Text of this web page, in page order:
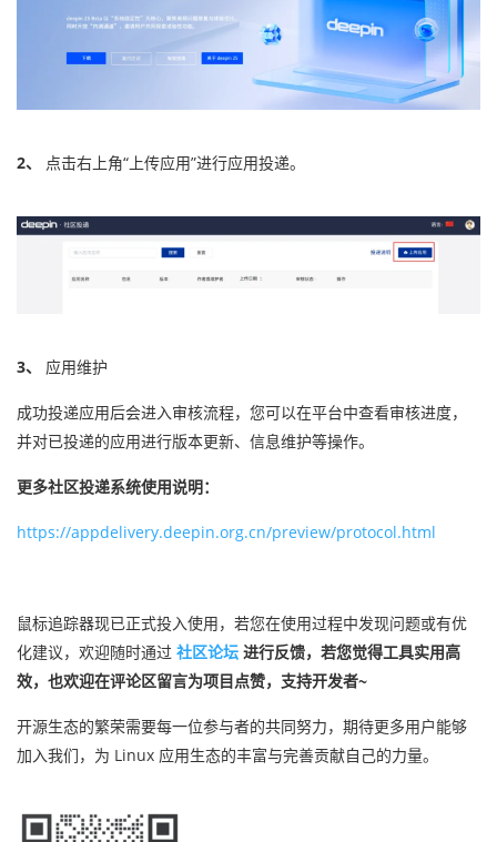
2、 点击右上角“上传应用”进行应用投递。
3、 应用维护
成功投递应用后会进入审核流程，您可以在平台中查看审核进度，
并对已投递的应用进行版本更新、信息维护等操作。
更多社区投递系统使用说明：
https://appdelivery.deepin.org.cn/preview/protocol.html
鼠标追踪器现已正式投入使用，若您在使用过程中发现问题或有优
化建议，欢迎随时通过 社区论坛 进行反馈，若您觉得工具实用高
效，也欢迎在评论区留言为项目点赞，支持开发者~
开源生态的繁荣需要每一位参与者的共同努力，期待更多用户能够
加入我们，为 Linux 应用生态的丰富与完善贡献自己的力量。